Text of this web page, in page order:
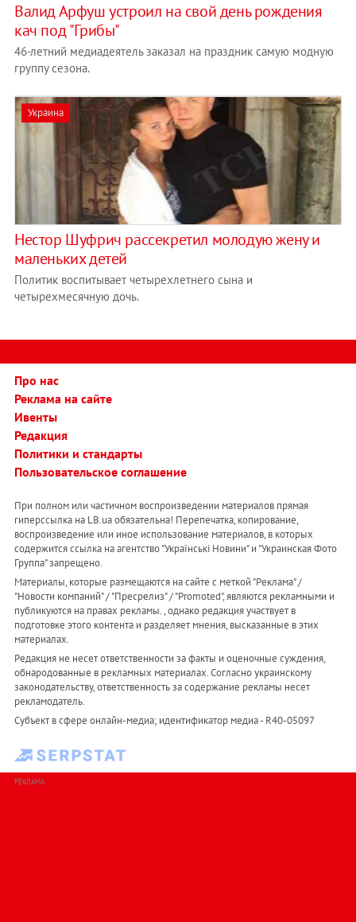
Валид Арфуш устроил на свой день рождения
кач под "Грибы"
46-летний медиадеятель заказал на праздник самую модную
группу сезона.
Украина
Нестор Шуфрич рассекретил молодую жену и
маленьких детей
Политик воспитывает четырехлетнего сына и
четырехмесячную дочь.
Про нас
Реклама на сайте
Ивенты
Редакция
Политики и стандарты
Пользовательское соглашение
При полном или частичном воспроизведении материалов прямая
гиперссылка на LB.ua обязательна! Перепечатка, копирование,
воспроизведение или иное использование материалов, в которых
содержится ссылка на агентство "Українськi Новини" и "Украинская Фото
Группа" запрещено.
Материалы, которые размещаются на сайте с меткой "Реклама" /
"Новости компаний" / "Пресрелиз" / "Promoted", являются рекламными и
публикуются на правах рекламы. , однако редакция участвует в
подготовке этого контента и разделяет мнения, высказанные в этих
материалах.
Редакция не несет ответственности за факты и оценочные суждения,
обнародованные в рекламных материалах. Согласно украинскому
законодательству, ответственность за содержание рекламы несет
рекламодатель.
Субъект в сфере онлайн-медиа; идентификатор медиа - R40-05097
РЕКЛАМА